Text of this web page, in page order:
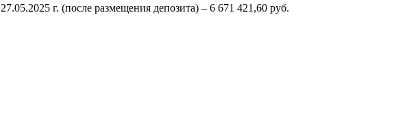
г. (после размещения депозита) – 6 671 421,60 руб.